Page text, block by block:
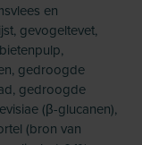
en
gevogeltevet,
gedroogde
gedroogde
(β-glucanen),
(bron van